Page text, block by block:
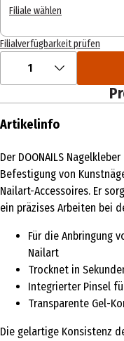
Filiale wählen
Filialverfügbarkeit prüfen
1
Artikelinfo
Der DOONAILS
Befestigung von
Nailart-Accessoires. Er
ein präzises Arbeiten bei
Für die Anbringung
Nailart
Trocknet in
Integrierter Pinsel
Transparente Gel-
Die gelartige Konsistenz